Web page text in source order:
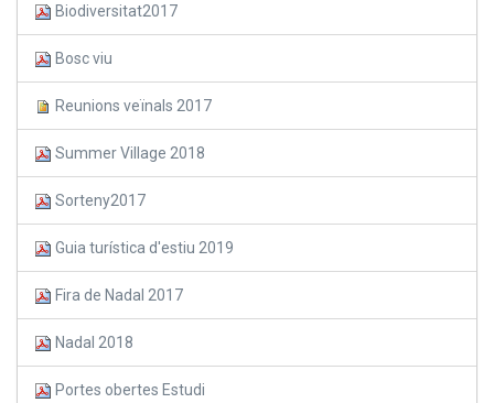
Biodiversitat2017
Bosc viu
Reunions veïnals 2017
Summer Village 2018
Sorteny2017
Guia turística d'estiu 2019
Fira de Nadal 2017
Nadal 2018
Portes obertes Estudi